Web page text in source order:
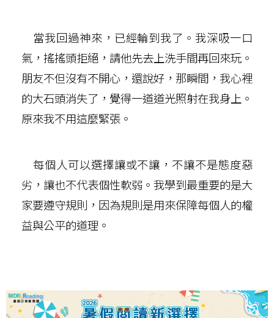
當我回過神來，已經輪到我了。我深吸一口
氣，搖搖頭拒絕，請他先去上洗手間再回來玩。
朋友不但沒有不開心，還說好，那瞬間，我心裡
的大石頭消失了，覺得一道道光照射在我身上。
原來我不用這麼緊張。
每個人可以選擇讓或不讓，不讓不是態度惡
劣，讓也不代表個性軟弱。我學到最重要的是大
家要遵守規則，因為規則是用來保障每個人的權
益與公平的道理。